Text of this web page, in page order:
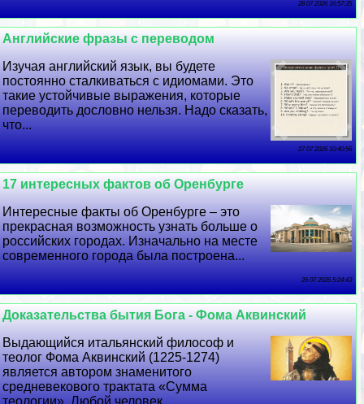
28 07 2026 16:57:35
Английские фразы с переводом
Изучая английский язык, вы будете
постоянно сталкиваться с идиомами. Это
такие устойчивые выражения, которые
переводить дословно нельзя. Надо сказать,
что...
27 07 2026 10:40:56
17 интересных фактов об Оренбурге
Интересные факты об Оренбурге – это
прекрасная возможность узнать больше о
российских городах. Изначально на месте
современного города была построена...
26 07 2026 5:24:43
Доказательства бытия Бога - Фома Аквинский
Выдающийся итальянский философ и
теолог Фома Аквинский (1225-1274)
является автором знаменитого
средневекового тpaктата «Сумма
теологии». Любой человек,...